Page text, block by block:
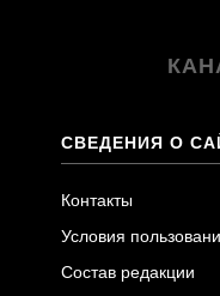
СВЕДЕНИЯ О
Контакты
Условия
Состав редакции